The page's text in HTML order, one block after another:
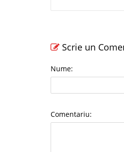
Scrie un
Nume:
Comentariu: